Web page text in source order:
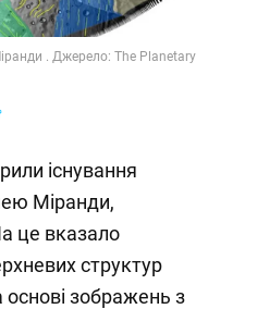
. Джерело: The Planetary
існування
Міранди,
це вказало
структур
основі зображень з